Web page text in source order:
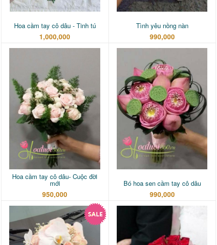
Hoa cầm tay cô dâu - Tinh tú
1,000,000
Tình yêu nồng nàn
990,000
Hoa cầm tay cô dâu- Cuộc đời
mới
950,000
Bó hoa sen cầm tay cô dâu
990,000